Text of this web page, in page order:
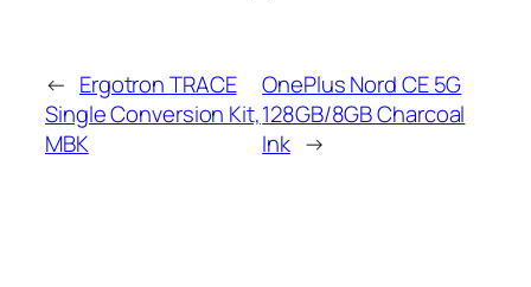
← Ergotron TRACE
Single Conversion Kit,
MBK
OnePlus Nord CE 5G
128GB/8GB Charcoal
Ink →